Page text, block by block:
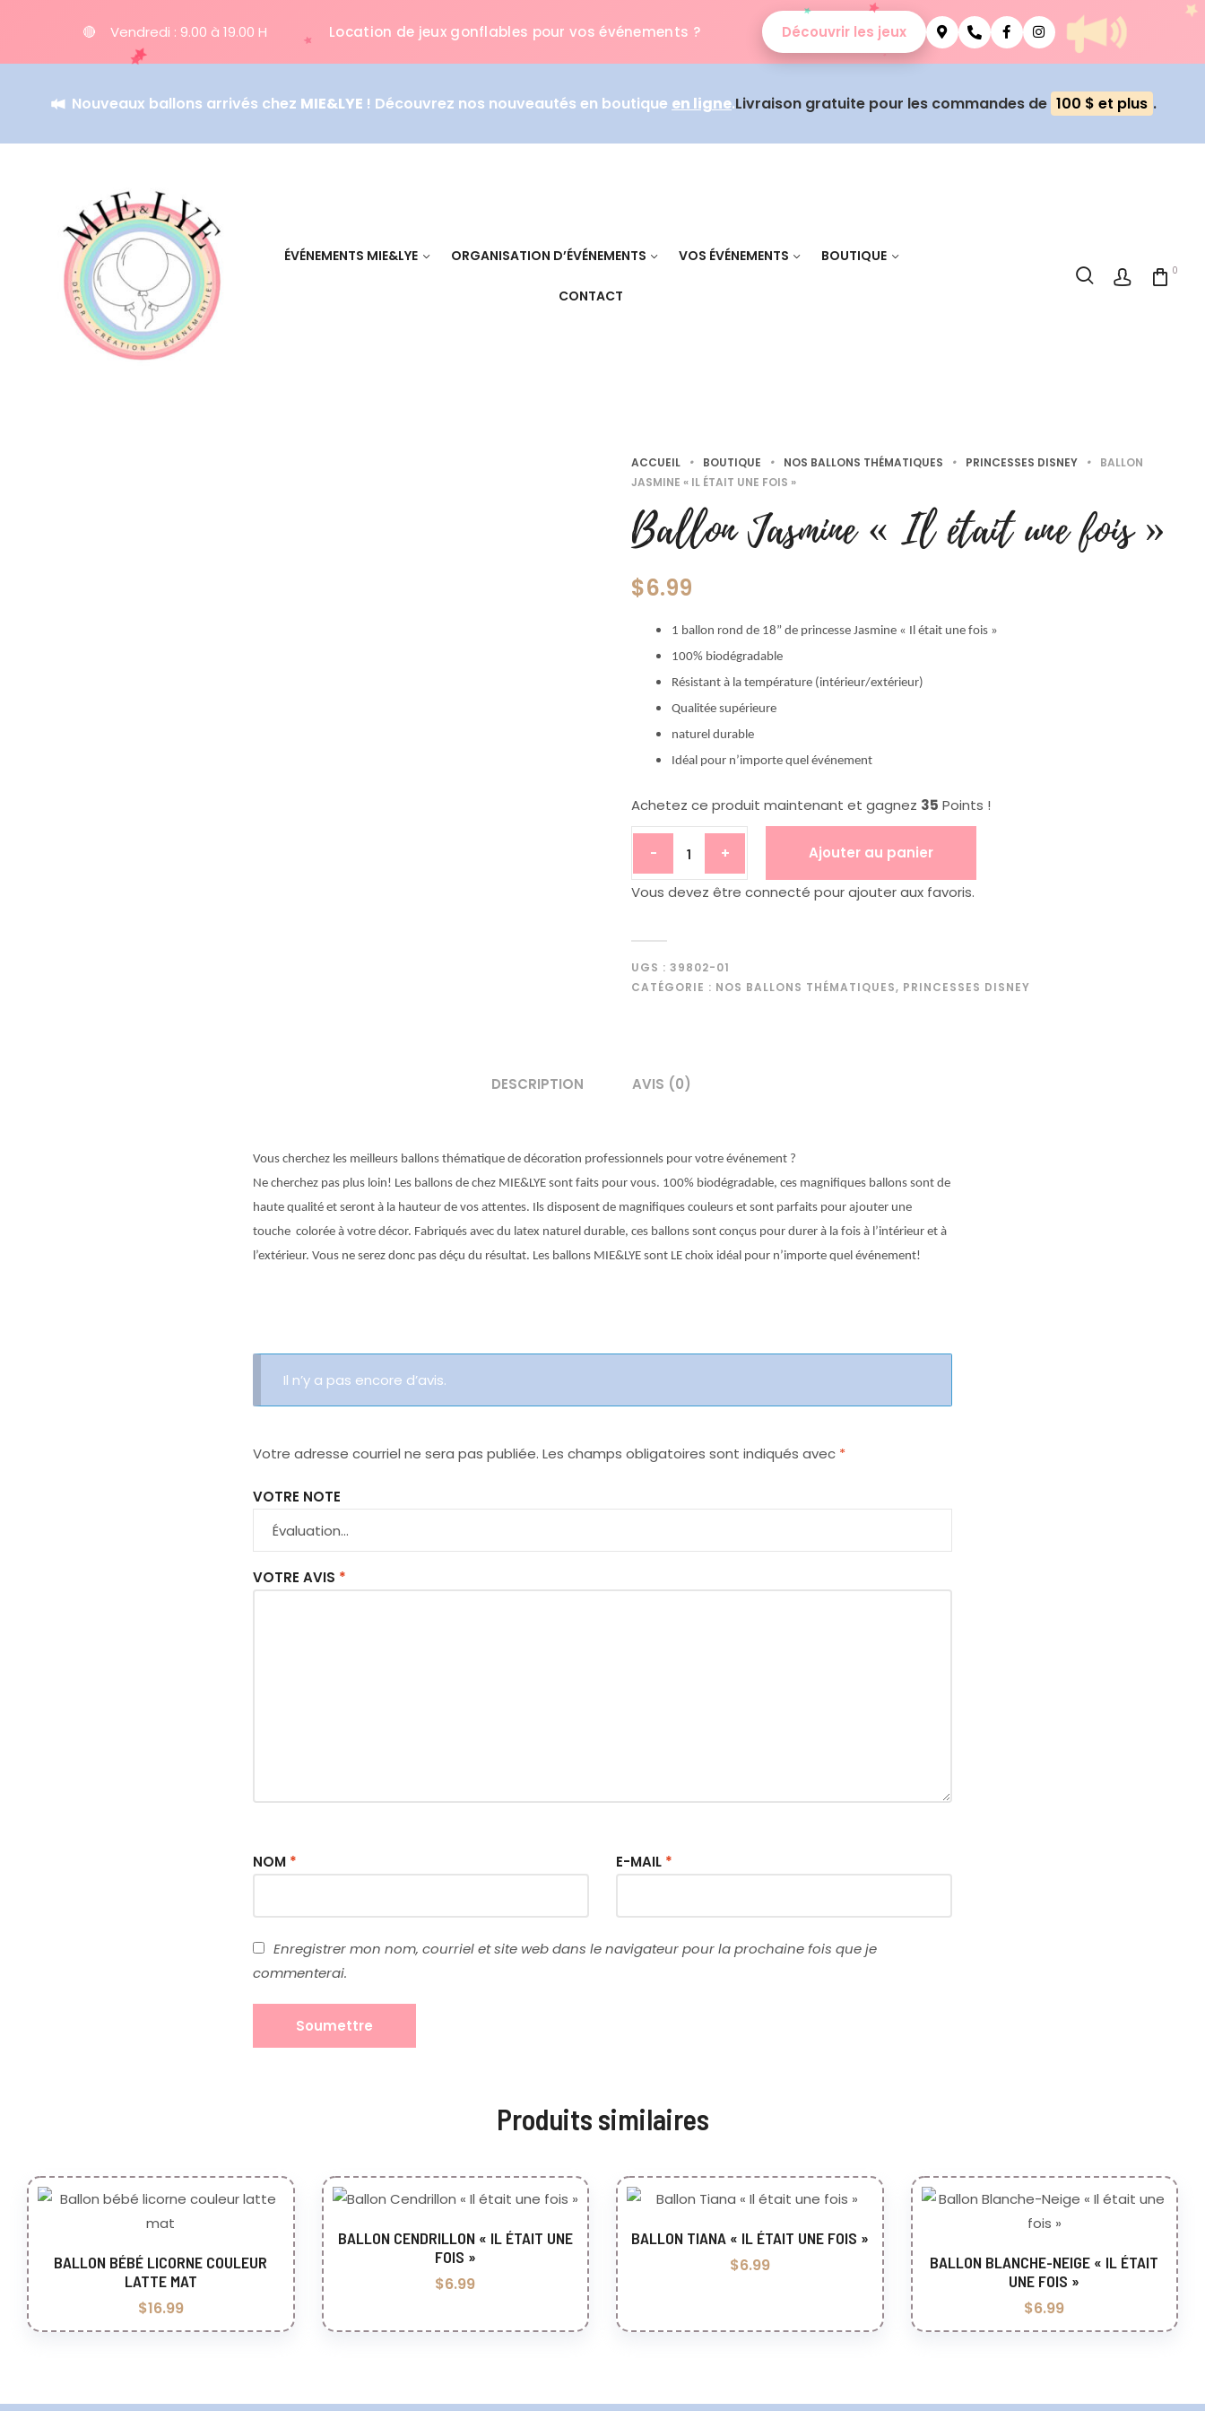
🔴 Vendredi : 9.00 à 19.00 H Location de jeux gonflables pour vos événements ? Découvrir les jeux
Nouveaux ballons arrivés chez MIE&LYE ! Découvrez nos nouveautés en boutique en ligne.Livraison gratuite pour les commandes de 100 $ et plus .
ÉVÉNEMENTS MIE&LYE ORGANISATION D’ÉVÉNEMENTS VOS ÉVÉNEMENTS BOUTIQUE
CONTACT
0
ACCUEIL • BOUTIQUE • NOS BALLONS THÉMATIQUES • PRINCESSES DISNEY •
BALLON
JASMINE « IL ÉTAIT UNE FOIS »
Ballon Jasmine « Il était une fois »
$6.99
1 ballon rond de 18” de princesse Jasmine « Il était une fois »
100% biodégradable
Résistant à la température (intérieur/extérieur)
Qualitée supérieure
naturel durable
Idéal pour n’importe quel événement
Achetez ce produit maintenant et gagnez 35 Points !
- + Ajouter au panier
Vous devez être connecté pour ajouter aux favoris.
UGS : 39802-01
CATÉGORIE : NOS BALLONS THÉMATIQUES, PRINCESSES DISNEY
DESCRIPTION AVIS (0)
Vous cherchez les meilleurs ballons thématique de décoration professionnels pour votre événement ?
Ne cherchez pas plus loin! Les ballons de chez MIE&LYE sont faits pour vous. 100% biodégradable, ces magnifiques ballons sont de
haute qualité et seront à la hauteur de vos attentes. Ils disposent de magnifiques couleurs et sont parfaits pour ajouter une
touche colorée à votre décor. Fabriqués avec du latex naturel durable, ces ballons sont conçus pour durer à la fois à l’intérieur et à
l’extérieur. Vous ne serez donc pas déçu du résultat. Les ballons MIE&LYE sont LE choix idéal pour n’importe quel événement!
Il n’y a pas encore d’avis.
Votre adresse courriel ne sera pas publiée. Les champs obligatoires sont indiqués avec *
VOTRE NOTE
VOTRE AVIS *
NOM * E-MAIL *
Enregistrer mon nom, courriel et site web dans le navigateur pour la prochaine fois que je
commenterai.
Produits similaires
Ajouter au panier
BALLON BÉBÉ LICORNE COULEUR
LATTE MAT
$16.99
Ajouter au panier
BALLON CENDRILLON « IL ÉTAIT UNE
FOIS »
$6.99
Ajouter au panier
BALLON TIANA « IL ÉTAIT UNE FOIS »
$6.99 Ajouter au panier
BALLON BLANCHE-NEIGE « IL ÉTAIT
UNE FOIS »
$6.99